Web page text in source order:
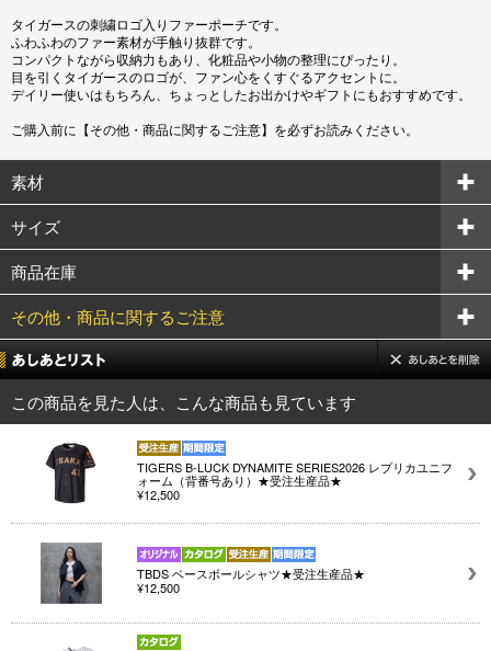
タイガースの刺繍ロゴ入りファーポーチです。
ふわふわのファー素材が手触り抜群です。
コンパクトながら収納力もあり、化粧品や小物の整理にぴったり。
目を引くタイガースのロゴが、ファン心をくすぐるアクセントに。
デイリー使いはもちろん、ちょっとしたお出かけやギフトにもおすすめです。
ご購入前に【その他・商品に関するご注意】を必ずお読みください。
素材
サイズ
商品在庫
その他・商品に関するご注意
この商品を見た人は、こんな商品も見ています
TIGERS B-LUCK DYNAMITE SERIES2026 レプリカユニフ
ォーム（背番号あり）★受注生産品★
¥12,500
TBDS ベースボールシャツ★受注生産品★
¥12,500